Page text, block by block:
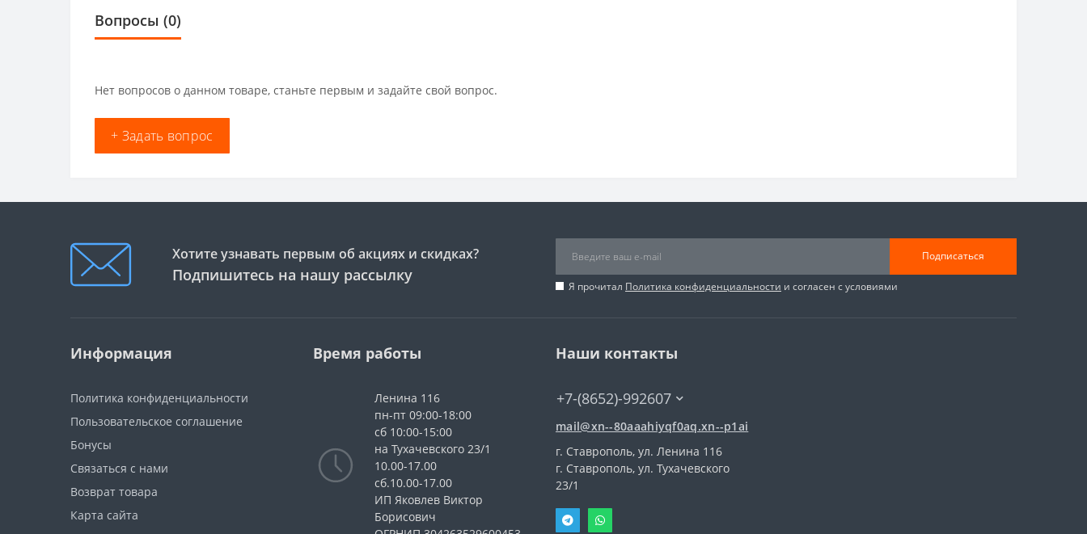
Вопросы (0)
Нет вопросов о данном товаре, станьте первым и задайте свой вопрос.
+ Задать вопрос
Хотите узнавать первым об акциях и скидках?
Подпишитесь на нашу рассылку
Подписаться
Я прочитал Политика конфиденциальности и согласен с условиями
Информация
Политика конфиденциальности
Пользовательское соглашение
Бонусы
Связаться с нами
Возврат товара
Карта сайта
Время работы
Ленина 116
пн-пт 09:00-18:00
сб 10:00-15:00
на Тухачевского 23/1
10.00-17.00
сб.10.00-17.00
ИП Яковлев Виктор
Борисович
Наши контакты
+7-(8652)-992607
mail@xn--80aaahiyqf0aq.xn--p1ai
г. Ставрополь, ул. Ленина 116
г. Ставрополь, ул. Тухачевского
23/1